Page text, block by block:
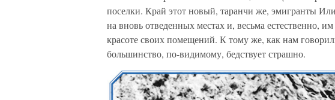
поселки. Край этот новый, таранчи же, эмигранты
на вновь отведенных местах и, весьма естественно,
красоте своих помещений. К тому же, как нам
большинство, по-видимому, бедствует страшно.